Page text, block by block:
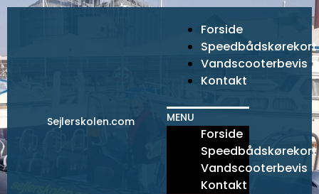
Gå
Sejlerskolen.com
Forside
Speedbådskørekort
Vandscooterbevis
Kontakt
MENU
Forside
Speedbådskørekort
Vandscooterbevis
Kontakt